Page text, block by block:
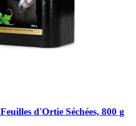
Feuilles d'Ortie Séchées, 800 g